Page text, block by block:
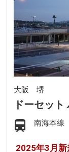
大阪 堺
ドーセッ
南海本線
2025年3月